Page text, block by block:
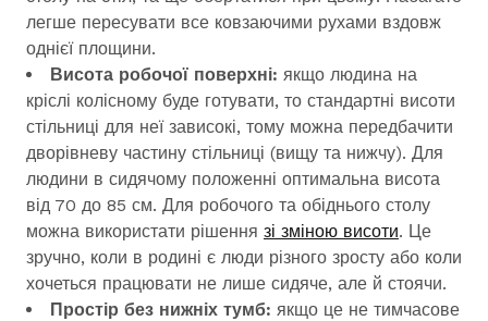
легше пересувати все ковзаючими рухами вздовж
однієї площини.
Висота робочої поверхні: якщо людина на
кріслі колісному буде готувати, то стандартні висоти
стільниці для неї зависокі, тому можна передбачити
дворівневу частину стільниці (вищу та нижчу). Для
людини в сидячому положенні оптимальна висота
від 70 до 85 см. Для робочого та обіднього столу
можна використати рішення зі зміною висоти. Це
зручно, коли в родині є люди різного зросту або коли
хочеться працювати не лише сидяче, але й стоячи.
Простір без нижніх тумб: якщо це не тимчасове